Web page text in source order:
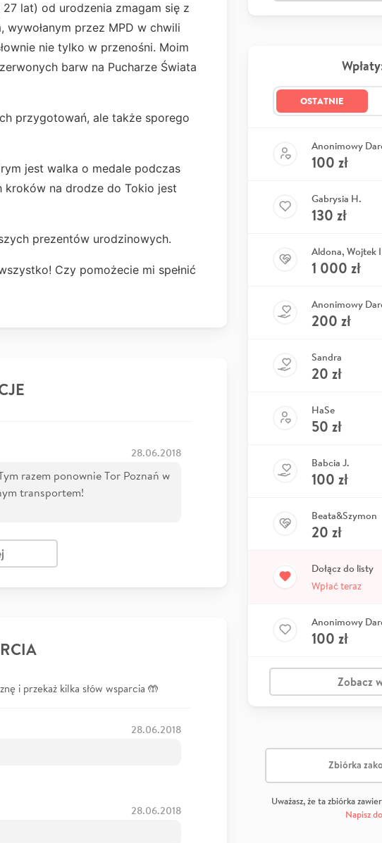
lat) od urodzenia zmagam się z
przez MPD w chwili
nie tylko w przenośni. Moim
barw na Pucharze Świata
przygotowań, ale także sporego
jest walka o medale podczas
kroków na drodze do Tokio jest
prezentów urodzinowych.
Czy pomożecie mi spełnić
28.06.2018
razem ponownie Tor Poznań w
transportem!
i przekaż kilka słów wsparcia 🤲
28.06.2018
28.06.2018
OSTATNIE
Anonimowy
100 zł
Gabrysia H.
130 zł
Aldona, Wojtek
1 000 zł
Anonimowy
200 zł
Sandra
20 zł
HaSe
50 zł
Babcia J.
100 zł
Beata&Szymon
20 zł
Dołącz do listy
Wpłać teraz
Anonimowy
100 zł
Zobacz
Zbiórka
Uważasz, że ta zbiórka
Napisz